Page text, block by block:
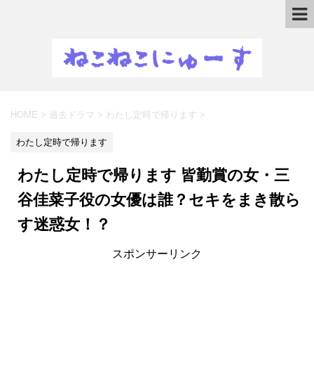
HOME > 過去ドラマ > わたし定時で帰ります >
わたし定時で帰ります
わたし定時で帰ります 皆勤賞の女・三
谷佳菜子役の女優は誰？セキをまき散ら
す迷惑女！？
スポンサーリンク